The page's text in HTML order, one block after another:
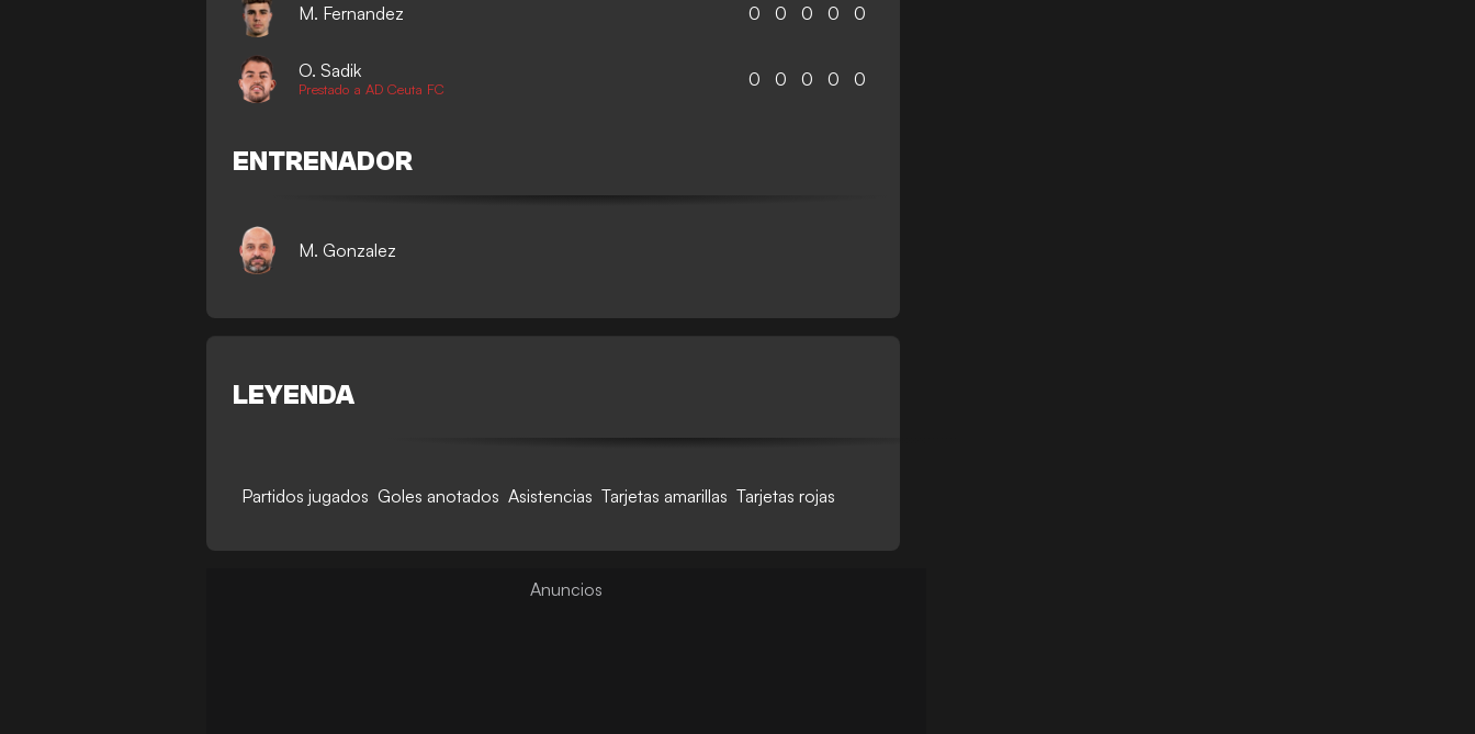
M. Fernandez 0 0 0 0 0
O. Sadik
Prestado a AD Ceuta FC 0 0 0 0 0
ENTRENADOR
M. Gonzalez
LEYENDA
Partidos jugados Goles anotados Asistencias Tarjetas amarillas Tarjetas rojas